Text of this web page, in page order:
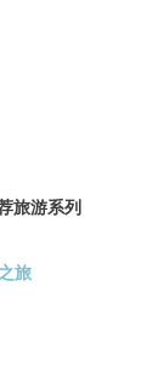
旅游系列
旅